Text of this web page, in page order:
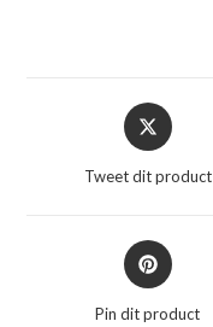
Opent
in
nieuw
Tweet dit product
Opent
in
Pin dit product